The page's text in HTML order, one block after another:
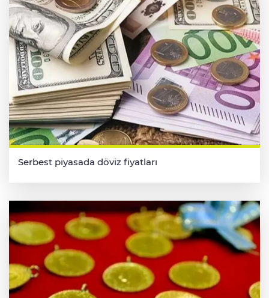
Serbest piyasada döviz fiyatları